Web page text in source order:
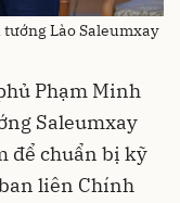
Lào Saleumxay
Phạm Minh
Saleumxay
để chuẩn bị kỹ
liên Chính